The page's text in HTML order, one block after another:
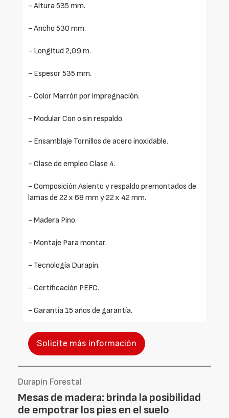
- Altura 535 mm.
- Ancho 530 mm.
- Longitud 2,09 m.
- Espesor 535 mm.
- Color Marrón por impregnación.
- Modular Con o sin respaldo.
- Ensamblaje Tornillos de acero inoxidable.
- Clase de empleo Clase 4.
- Composición Asiento y respaldo premontados de
lamas de 22 x 68 mm y 22 x 42 mm.
- Madera Pino.
- Montaje Para montar.
- Tecnología Durapin.
- Certificación PEFC.
- Garantía 15 años de garantía.
Solicite más información
Durapin Forestal
Mesas de madera: brinda la posibilidad
de empotrar los pies en el suelo